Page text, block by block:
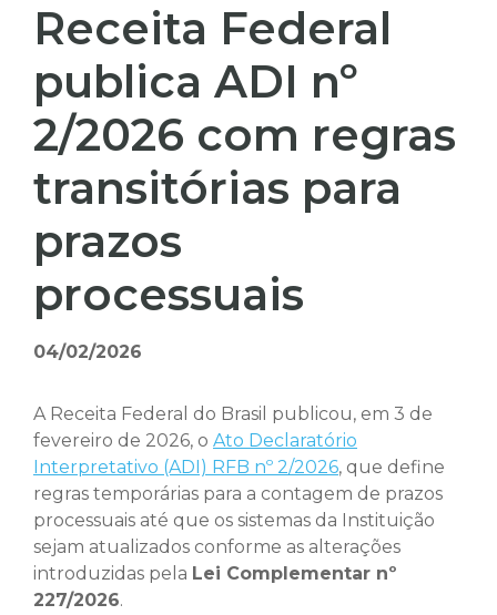
Receita Federal
publica ADI nº
2/2026 com regras
transitórias para
prazos
processuais
04/02/2026
A Receita Federal do Brasil publicou, em 3 de
fevereiro de 2026, o Ato Declaratório
Interpretativo (ADI) RFB nº 2/2026, que define
regras temporárias para a contagem de prazos
processuais até que os sistemas da Instituição
sejam atualizados conforme as alterações
introduzidas pela Lei Complementar nº
227/2026.